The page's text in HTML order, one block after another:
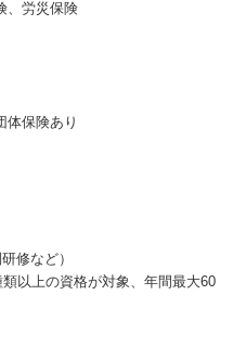
、労災保険
体保険あり
修など）
以上の資格が対象、年間最大60